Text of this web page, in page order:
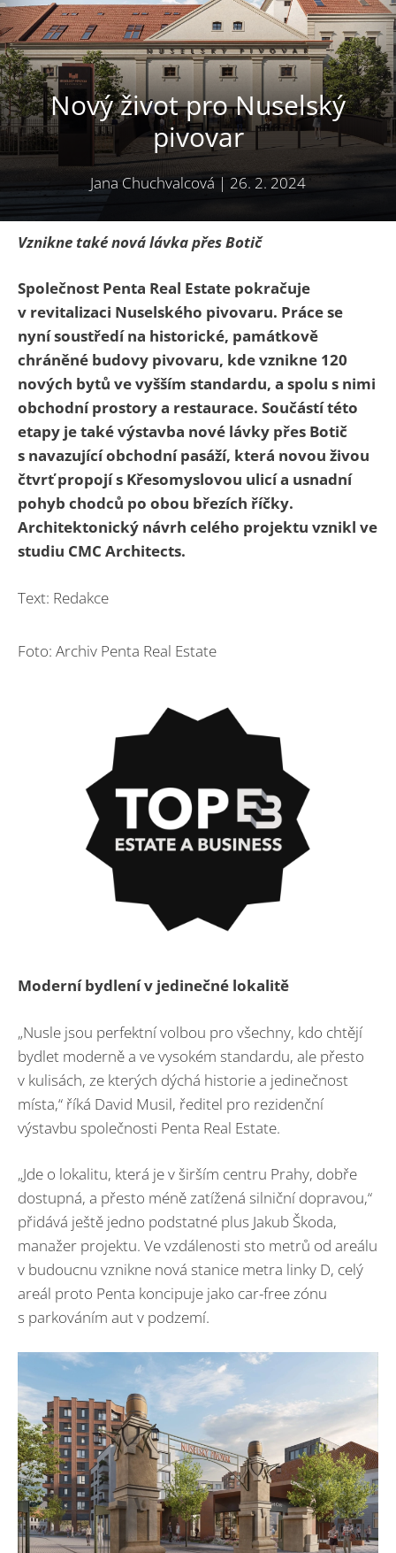
Nový život pro Nuselský
pivovar
Jana Chuchvalcová | 26. 2. 2024
Vznikne také nová lávka přes Botič
Společnost Penta Real Estate pokračuje
v revitalizaci Nuselského pivovaru. Práce se
nyní soustředí na historické, památkově
chráněné budovy pivovaru, kde vznikne 120
nových bytů ve vyšším standardu, a spolu s nimi
obchodní prostory a restaurace. Součástí této
etapy je také výstavba nové lávky přes Botič
s navazující obchodní pasáží, která novou živou
čtvrť propojí s Křesomyslovou ulicí a usnadní
pohyb chodců po obou březích říčky.
Architektonický návrh celého projektu vznikl ve
studiu CMC Architects.
Text: Redakce
Foto: Archiv Penta Real Estate
Moderní bydlení v jedinečné lokalitě
„Nusle jsou perfektní volbou pro všechny, kdo chtějí
bydlet moderně a ve vysokém standardu, ale přesto
v kulisách, ze kterých dýchá historie a jedinečnost
místa,“ říká David Musil, ředitel pro rezidenční
výstavbu společnosti Penta Real Estate.
„Jde o lokalitu, která je v širším centru Prahy, dobře
dostupná, a přesto méně zatížená silniční dopravou,“
přidává ještě jedno podstatné plus Jakub Škoda,
manažer projektu. Ve vzdálenosti sto metrů od areálu
v budoucnu vznikne nová stanice metra linky D, celý
areál proto Penta koncipuje jako car-free zónu
s parkováním aut v podzemí.